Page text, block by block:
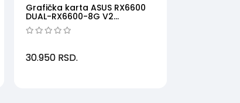
Grafička karta ASUS RX6600
DUAL-RX6600-8G V2
AMD8GBGDDR6128bitcrna...
30.950 RSD.